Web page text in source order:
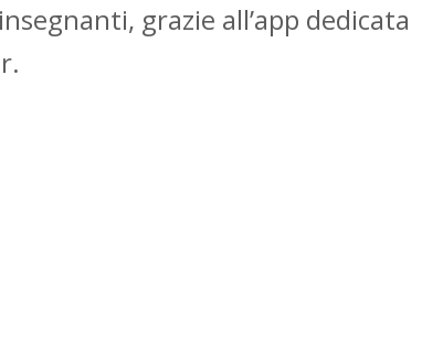
grazie all’app dedicata